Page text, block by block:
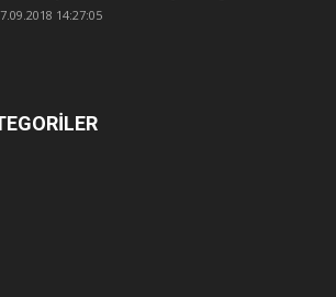
14:27:05